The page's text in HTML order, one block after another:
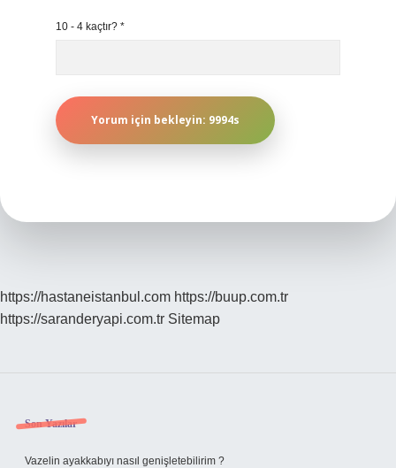
10 - 4 kaçtır? *
https://hastaneistanbul.com https://buup.com.tr
https://saranderyapi.com.tr Sitemap
Sidebar
Son Yazılar
Vazelin ayakkabıyı nasıl genişletebilirim ?